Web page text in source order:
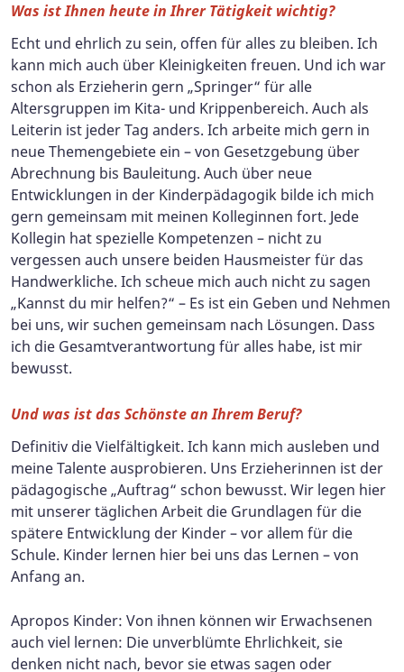
Was ist Ihnen heute in Ihrer Tätigkeit wichtig?
Echt und ehrlich zu sein, offen für alles zu bleiben. Ich
kann mich auch über Kleinigkeiten freuen. Und ich war
schon als Erzieherin gern „Springer“ für alle
Altersgruppen im Kita- und Krippenbereich. Auch als
Leiterin ist jeder Tag anders. Ich arbeite mich gern in
neue Themengebiete ein – von Gesetzgebung über
Abrechnung bis Bauleitung. Auch über neue
Entwicklungen in der Kinderpädagogik bilde ich mich
gern gemeinsam mit meinen Kolleginnen fort. Jede
Kollegin hat spezielle Kompetenzen – nicht zu
vergessen auch unsere beiden Hausmeister für das
Handwerkliche. Ich scheue mich auch nicht zu sagen
„Kannst du mir helfen?“ – Es ist ein Geben und Nehmen
bei uns, wir suchen gemeinsam nach Lösungen. Dass
ich die Gesamtverantwortung für alles habe, ist mir
bewusst.
Und was ist das Schönste an Ihrem Beruf?
Definitiv die Vielfältigkeit. Ich kann mich ausleben und
meine Talente ausprobieren. Uns Erzieherinnen ist der
pädagogische „Auftrag“ schon bewusst. Wir legen hier
mit unserer täglichen Arbeit die Grundlagen für die
spätere Entwicklung der Kinder – vor allem für die
Schule. Kinder lernen hier bei uns das Lernen – von
Anfang an.
Apropos Kinder: Von ihnen können wir Erwachsenen
auch viel lernen: Die unverblümte Ehrlichkeit, sie
denken nicht nach, bevor sie etwas sagen oder